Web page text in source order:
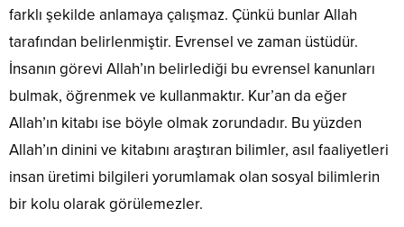
farklı şekilde anlamaya çalışmaz. Çünkü bunlar Allah
tarafından belirlenmiştir. Evrensel ve zaman üstüdür.
İnsanın görevi Allah’ın belirlediği bu evrensel kanunları
bulmak, öğrenmek ve kullanmaktır. Kur’an da eğer
Allah’ın kitabı ise böyle olmak zorundadır. Bu yüzden
Allah’ın dinini ve kitabını araştıran bilimler, asıl faaliyetleri
insan üretimi bilgileri yorumlamak olan sosyal bilimlerin
bir kolu olarak görülemezler.